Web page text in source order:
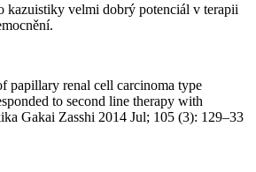
kazuistiky velmi dobrý potenciál v terapii
papillary renal cell carcinoma type
to second line therapy with
Gakai Zasshi 2014 Jul; 105 (3): 129–33